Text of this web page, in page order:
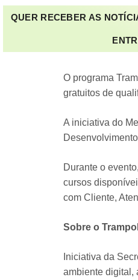
QUER RECEBER AS
O programa
gratuitos de
A iniciativa do
Durante o
cursos
com Cliente,
Sobre o
Iniciativa da
ambiente digital,